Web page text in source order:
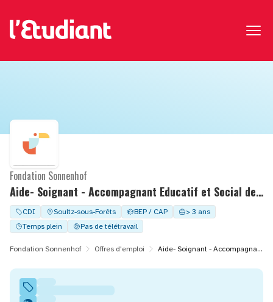
Aide- Soignant - Accompagnant Educatif et Social de nuit H/F - CDI à temps complet - MAS D.BONHOEFFER
Fondation Sonnenhof
CDI Soultz-sous-Forêts BEP / CAP
> 3 ans
Temps plein
Pas de télétravail
Fondation Sonnenhof Offres d'emploi Aide- Soignant - Accompagnant Educatif et Social de nuit H/F - CDI à temps complet - MAS D.BONHOEFFER